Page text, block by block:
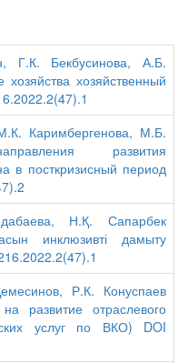
Бекбусинова, А.Б.
хозяйственный
Каримбергенова, М.Б.
развития
в посткризисный период
Н.Қ. Сапарбек
инклюзивті дамыту
Р.К. Конуспаев
развитие отраслевого
услуг по ВКО) DOI